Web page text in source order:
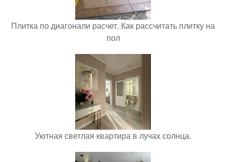
Плитка по диагонали расчет. Как рассчитать плитку на
пол
Уютная светлая квартира в лучах солнца.